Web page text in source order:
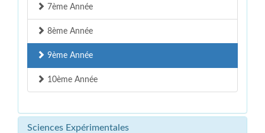
7ème Année
8ème Année
9ème Année
10ème Année
Sciences Expérimentales